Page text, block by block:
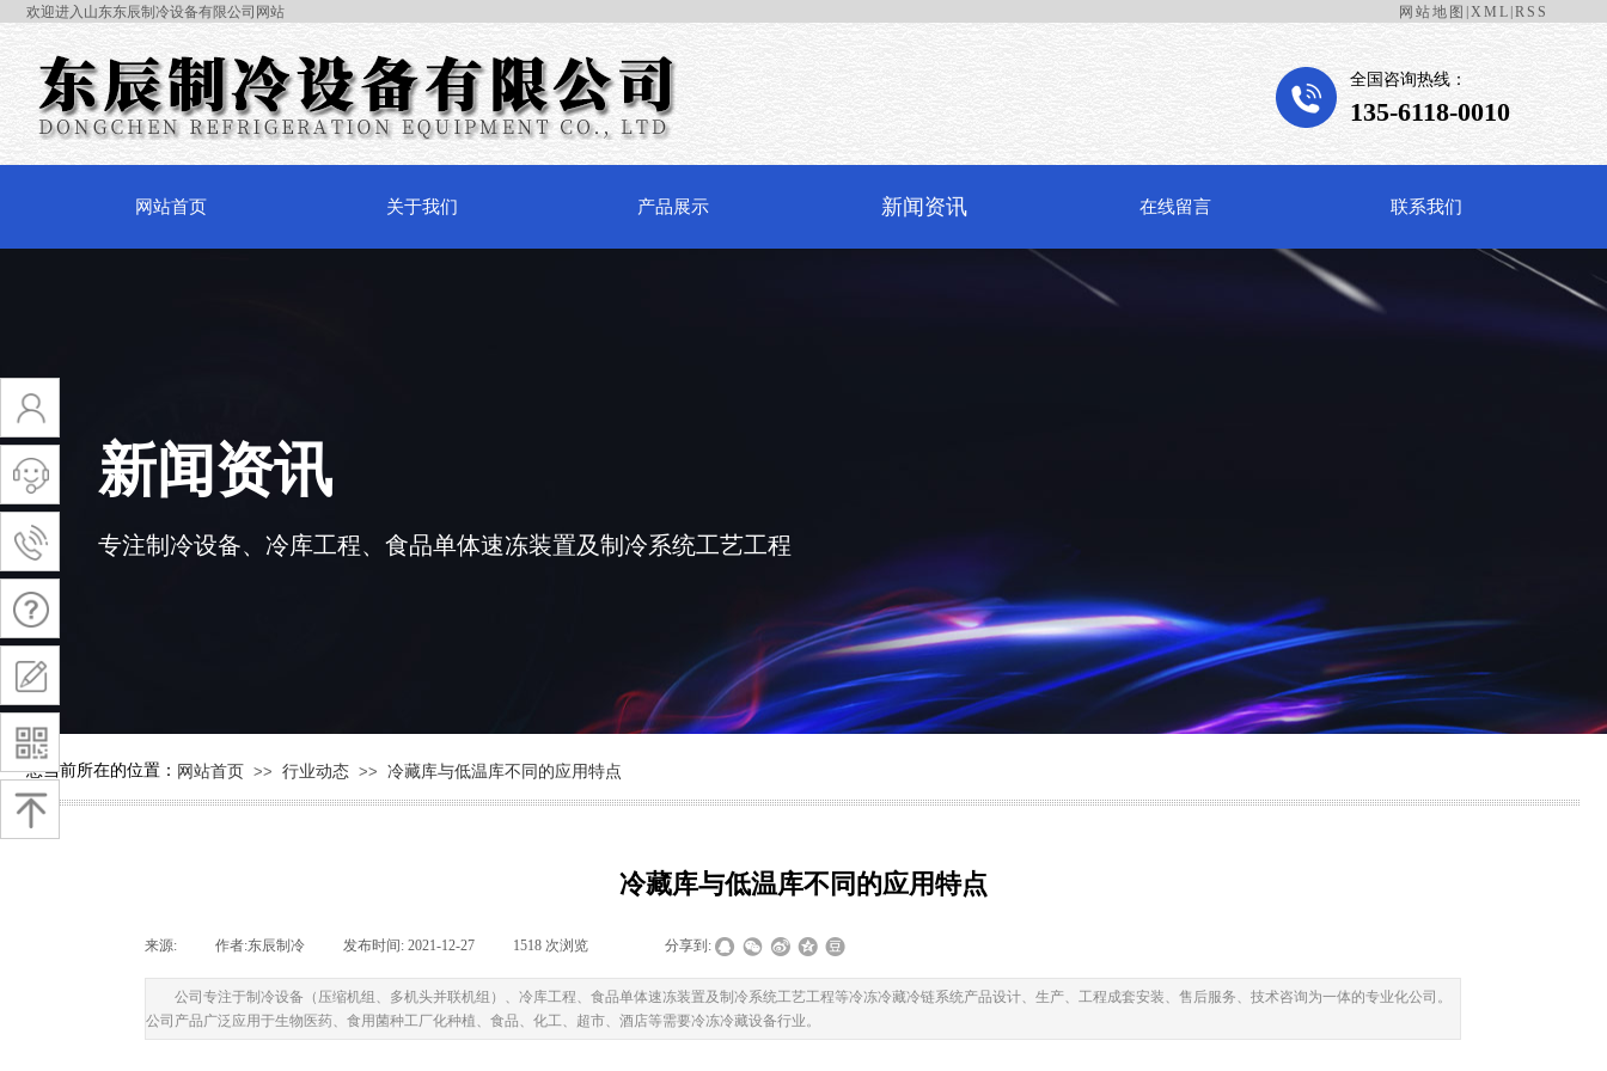
欢迎进入山东东辰制冷设备有限公司网站 网站地图 XML |RSS
全国咨询热线：
135-6118-0010
网站首页 关于我们 产品展示 新闻资讯 在线留言 联系我们
新闻资讯
专注制冷设备、冷库工程、食品单体速冻装置及制冷系统工艺工程
您当前所在的位置： 网站首页 >> 行业动态 >> 冷藏库与低温库不同的应用特点
冷藏库与低温库不同的应用特点
来源: 作者:东辰制冷 发布时间: 2021-12-27 1518 次浏览 分享到:
公司专注于制冷设备（压缩机组、多机头并联机组）、冷库工程、食品单体速冻装置及制冷系统工艺工程等冷冻冷藏冷链系统产品设计、生产、工程成套安装、售后服务、技术咨询为一体的专业化公司。
公司产品广泛应用于生物医药、食用菌种工厂化种植、食品、化工、超市、酒店等需要冷冻冷藏设备行业。